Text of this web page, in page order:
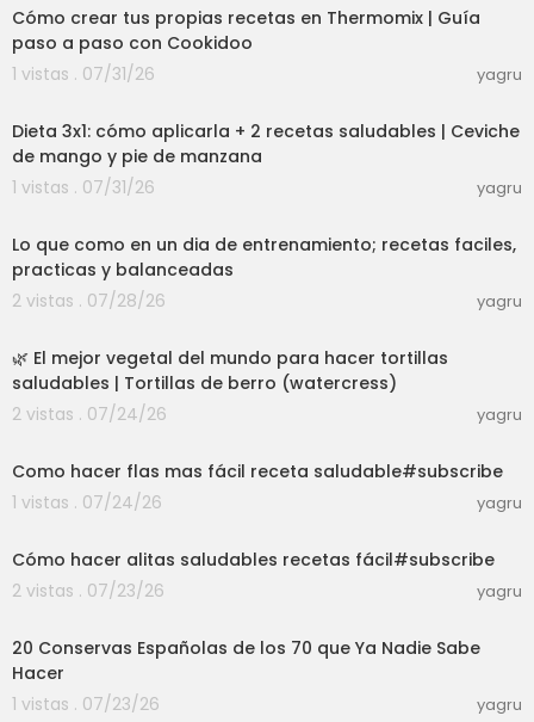
Cómo crear tus propias recetas en Thermomix | Guía
paso a paso con Cookidoo
1 vistas . 07/31/26
yagru
Dieta 3x1: cómo aplicarla + 2 recetas saludables | Ceviche
de mango y pie de manzana
1 vistas . 07/31/26
yagru
Lo que como en un dia de entrenamiento; recetas faciles,
practicas y balanceadas
2 vistas . 07/28/26
yagru
🌿 El mejor vegetal del mundo para hacer tortillas
saludables | Tortillas de berro (watercress)
2 vistas . 07/24/26
yagru
Como hacer flas mas fácil receta saludable#subscribe
1 vistas . 07/24/26
yagru
Cómo hacer alitas saludables recetas fácil#subscribe
2 vistas . 07/23/26
yagru
20 Conservas Españolas de los 70 que Ya Nadie Sabe
Hacer
1 vistas . 07/23/26
yagru